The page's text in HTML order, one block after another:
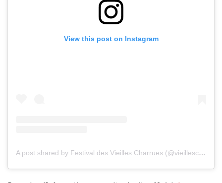
View this post on Instagram
A post shared by Festival des Vieilles Charrues (@vieillescharruesofficiel)